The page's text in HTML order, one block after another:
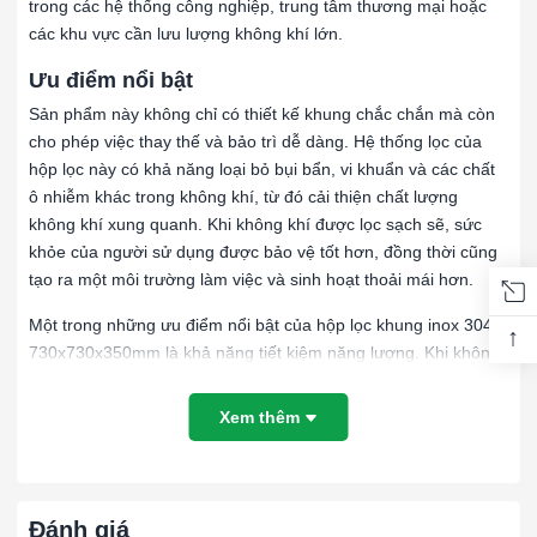
trong các hệ thống công nghiệp, trung tâm thương mại hoặc
các khu vực cần lưu lượng không khí lớn.
Ưu điểm nổi bật
Sản phẩm này không chỉ có thiết kế khung chắc chắn mà còn
cho phép việc thay thế và bảo trì dễ dàng. Hệ thống lọc của
hộp lọc này có khả năng loại bỏ bụi bẩn, vi khuẩn và các chất
ô nhiễm khác trong không khí, từ đó cải thiện chất lượng
không khí xung quanh. Khi không khí được lọc sạch sẽ, sức
khỏe của người sử dụng được bảo vệ tốt hơn, đồng thời cũng
tạo ra một môi trường làm việc và sinh hoạt thoải mái hơn.
Một trong những ưu điểm nổi bật của hộp lọc khung inox 304
730x730x350mm là khả năng tiết kiệm năng lượng. Khi không
quả hơn, giảm thiểu mức tiêu thụ năng lượng và kéo dài tuổi
thọ cho các thiết bị khác trong hệ thống. Sản phẩm này rất linh
cầu của người sử dụng.
Xem thêm
Đánh giá
↑